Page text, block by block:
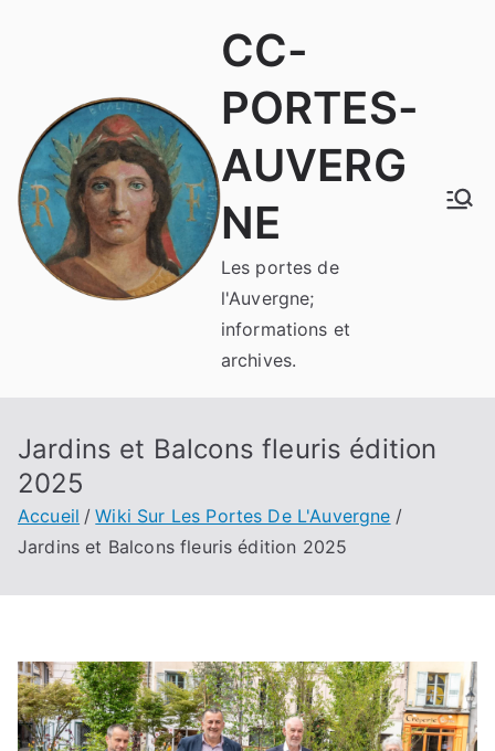
CC-
PORTES-
AUVERG
NE
Les portes de
l'Auvergne;
informations et
archives.
Jardins et Balcons fleuris édition
2025
Accueil
Wiki Sur Les Portes De L'Auvergne
Jardins et Balcons fleuris édition 2025